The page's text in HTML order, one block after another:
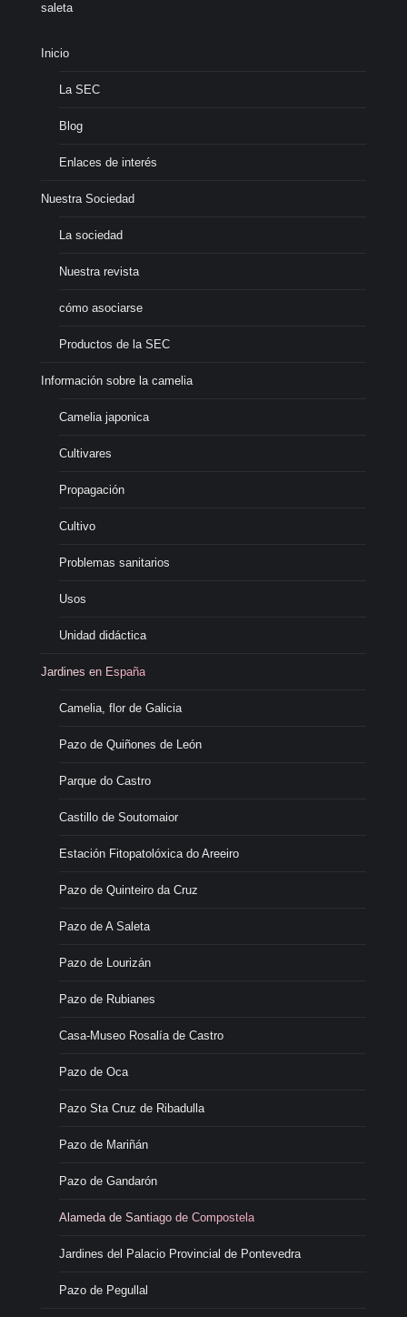
saleta
Inicio
La SEC
Blog
Enlaces de interés
Nuestra Sociedad
La sociedad
Nuestra revista
cómo asociarse
Productos de la SEC
Información sobre la camelia
Camelia japonica
Cultivares
Propagación
Cultivo
Problemas sanitarios
Usos
Unidad didáctica
Jardines en España
Camelia, flor de Galicia
Pazo de Quiñones de León
Parque do Castro
Castillo de Soutomaior
Estación Fitopatolóxica do Areeiro
Pazo de Quinteiro da Cruz
Pazo de A Saleta
Pazo de Lourizán
Pazo de Rubianes
Casa-Museo Rosalía de Castro
Pazo de Oca
Pazo Sta Cruz de Ribadulla
Pazo de Mariñán
Pazo de Gandarón
Alameda de Santiago de Compostela
Jardines del Palacio Provincial de Pontevedra
Pazo de Pegullal